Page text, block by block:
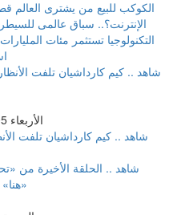
الإنترنت؟.. سباق عالمى
التكنولوجيا تستثمر مئات
الأربعاء 05 مارس 2025 10:43 مساءً
شاهد .. كيم كارداشيان تلفت